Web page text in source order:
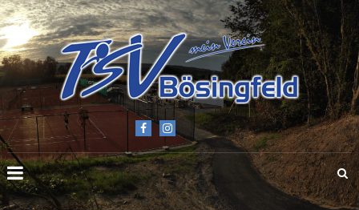
TSV
BÖSINGFELD
E.V.